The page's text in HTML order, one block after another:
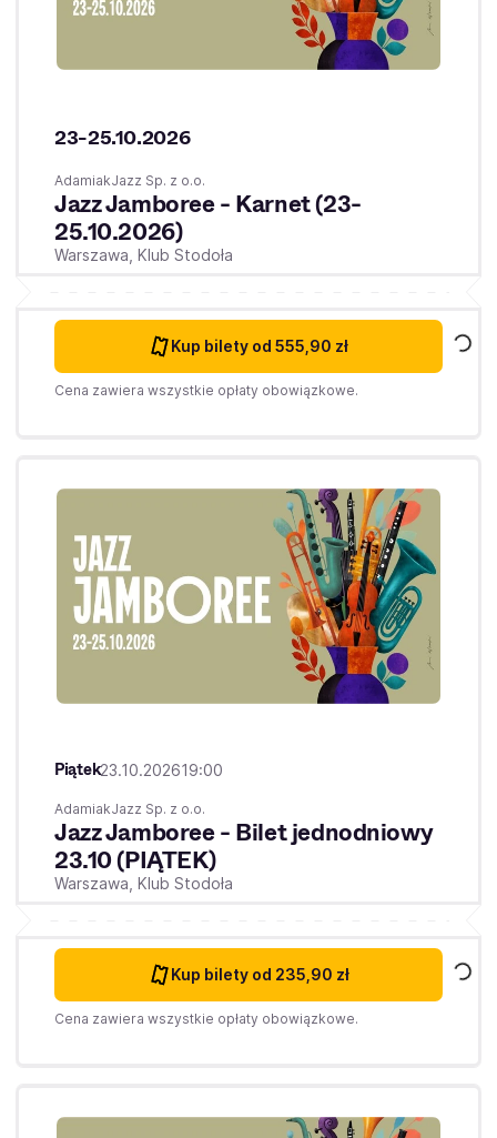
23-25.10.2026
AdamiakJazz Sp. z o.o.
Jazz Jamboree - Karnet (23-
25.10.2026)
Warszawa, Klub Stodoła
Kup bilety od 555,90 zł
Cena zawiera wszystkie opłaty obowiązkowe.
Piątek23.10.202619:00
AdamiakJazz Sp. z o.o.
Jazz Jamboree - Bilet jednodniowy
23.10 (PIĄTEK)
Warszawa, Klub Stodoła
Kup bilety od 235,90 zł
Cena zawiera wszystkie opłaty obowiązkowe.